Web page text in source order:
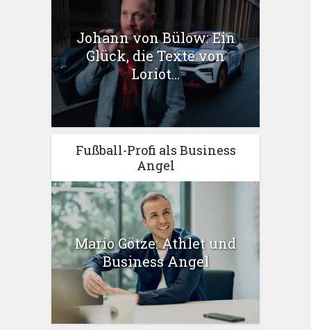
Johann von Bülow: Ein
Glück, die Texte von
Loriot...
Fußball-Profi als Business
Angel
Mario Götze: Athlet und
Business Angel